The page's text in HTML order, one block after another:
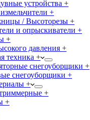
устройства +
+
/ Высоторезы +
и опрыскиватели +
+
давления +
техника +
снегоуборщики +
снегоуборщики +
+
+
+